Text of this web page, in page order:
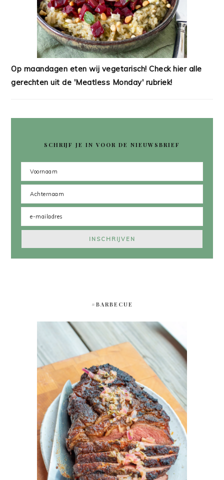
Op maandagen eten wij vegetarisch! Check hier alle
gerechten uit de 'Meatless Monday' rubriek!
SCHRIJF JE IN VOOR DE NIEUWSBRIEF
#BARBECUE